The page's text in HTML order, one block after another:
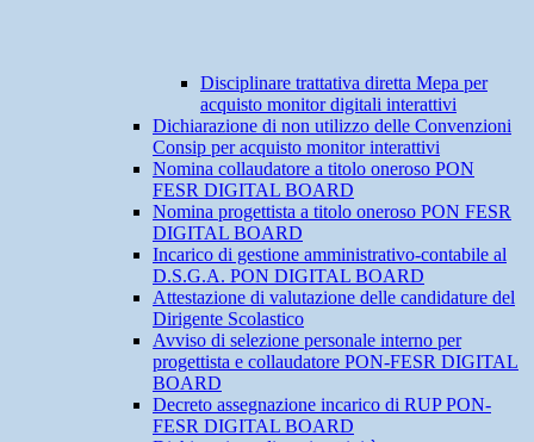
Disciplinare trattativa diretta Mepa per
acquisto monitor digitali interattivi
Dichiarazione di non utilizzo delle Convenzioni
Consip per acquisto monitor interattivi
Nomina collaudatore a titolo oneroso PON
FESR DIGITAL BOARD
Nomina progettista a titolo oneroso PON FESR
DIGITAL BOARD
Incarico di gestione amministrativo-contabile al
D.S.G.A. PON DIGITAL BOARD
Attestazione di valutazione delle candidature del
Dirigente Scolastico
Avviso di selezione personale interno per
progettista e collaudatore PON-FESR DIGITAL
BOARD
Decreto assegnazione incarico di RUP PON-
FESR DIGITAL BOARD